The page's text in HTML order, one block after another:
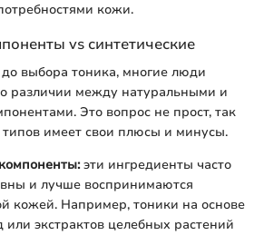
кожи.
vs синтетические
выбора тоника, многие люди
различии между натуральными и
Это вопрос не прост, так
имеет свои плюсы и минусы.
эти ингредиенты часто
и лучше воспринимаются
кожей. Например, тоники на основе
или экстрактов целебных растений